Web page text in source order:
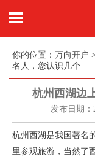
你的位置： 万向开户 >
名人，您认识几个
杭州西湖边
发布日期
杭州西湖是我国著名
里参观旅游，当然了